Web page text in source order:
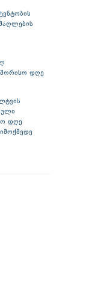
დღე
დღე